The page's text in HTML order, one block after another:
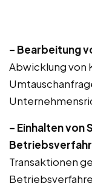
– Bearbeitung
Abwicklung von
– Einhalten von
Transaktionen